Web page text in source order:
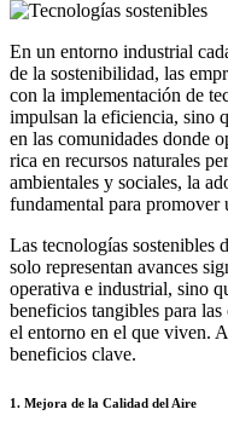
En un entorno industrial
de la sostenibilidad, las
con la implementación de
impulsan la eficiencia, sino
en las comunidades donde
rica en recursos naturales
ambientales y sociales, la
fundamental para promover
Las tecnologías sostenibles
solo representan avances
operativa e industrial, sino
beneficios tangibles para
el entorno en el que viven.
beneficios clave.
1. Mejora de la Calidad del Aire